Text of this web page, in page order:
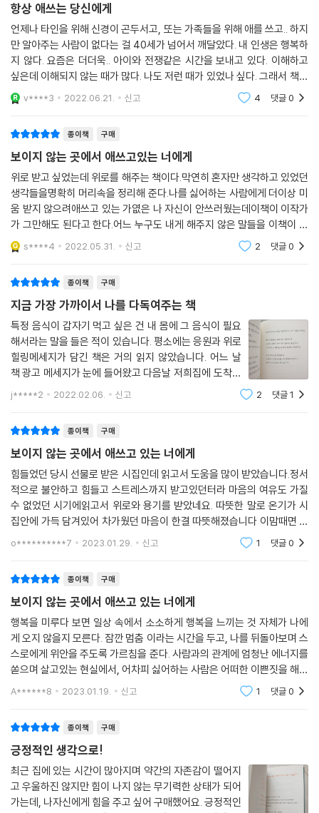
항상 애쓰는 당신에게
언제나 타인을 위해 신경이 곤두서고, 또는 가족들을 위해 애를 쓰고.. 하지
만 알아주는 사람이 없다는 걸 40세가 넘어서 깨달았다. 내 인생은 행복하
지 않다. 요즘은 더더욱.. 아이와 전쟁같은 시간을 보내고 있다. 이해하고
싶은데 이해되지 않는 때가 많다. 나도 저런 때가 있었나 싶다. 그래서 책에
서 위안을, 위로를 받으려고 애쓰고 있다. 그런데 이 책은 그런 나를 위로해
v****3 2022.06.21. 신고 4 댓글0
종이책 구매
보이지 않는 곳에서 애쓰고있는 너에게
위로 받고 싶었는데 위로를 해주는 책이다.막연히 혼자만 생각하고 있었던
생각들을명확히 머리속을 정리해 준다.나를 싫어하는 사람에게 더이상 미
움 받지 않으려애쓰고 있는 가엾은 나 자신이 안쓰러웠는데이책이 이작가
가 그만해도 된다고 한다.어느 누구도 내게 해주지 않은 말들을 이책이 해
주고 있어 나에게 위로가 된다.더이상 인정받으려고 애쓰지말고 미움받지
않으려 알랑방구
s****4 2022.05.31. 신고 2 댓글0
종이책 구매
지금 가장 가까이서 나를 다독여주는 책
특정 음식이 갑자기 먹고 싶은 건 내 몸에 그 음식이 필요
해서라는 말을 들은 적이 있습니다. 평소에는 응원과 위로
힐링메세지가 담긴 책은 거의 읽지 않았습니다. 어느 날
책 광고 메세지가 눈에 들어왔고 다음날 저희집에 도착한
책.2022년을 계약만료인 실직으로 시작한 날들을 보내고
있습니다.자주 맞이하는 계약만료라 괜찮은 줄 알았는데
j*****2 2022.02.06. 신고 2 댓글1
종이책 구매
보이지 않는 곳에서 애쓰고 있는 너에게
힘들었던 당시 선물로 받은 시집인데 읽고서 도움을 많이 받았습니다.정서
적으로 불안하고 힘들고 스트레스까지 받고있던터라 마음의 여유도 가질
수 없었던 시기에읽고서 위로와 용기를 받았네요. 따뜻한 말로 온기가 시
집안에 가득 담겨있어 차가웠던 마음이 한결 따뜻해졌습니다 이맘때면 여
러가지일로 스트레스 받고 힘들어하는데 다시금 읽어볼까해요. 그리고 고
o**********7 2023.01.29. 신고 1 댓글0
종이책 구매
보이지 않는 곳에서 애쓰고 있는 너에게
행복을 미루다 보면 일상 속에서 소소하게 행복을 느끼는 것 자체가 나에
게 오지 않을지 모른다. 잠깐 멈춤 이라는 시간을 두고, 나를 뒤돌아보며 스
스로에게 위안을 주도록 가르침을 준다. 사람과의 관계에 엄청난 에너지를
쏟으며 살고있는 현실에서, 어차피 싫어하는 사람은 어떠한 이쁜짓을 해도
싫어하게 되고, 반대로 좋아하는 사람은 어떠한 미운짓을 해도 좋아하는
A******8 2023.01.19. 신고 1 댓글0
종이책 구매
긍정적인 생각으로!
최근 집에 있는 시간이 많아지며 약간의 자존감이 떨어지
고 우울하진 않지만 힘이 나지 않는 무기력한 상태가 되어
가는데, 나자신에게 힘을 주고 싶어 구매했어요. 긍정적인